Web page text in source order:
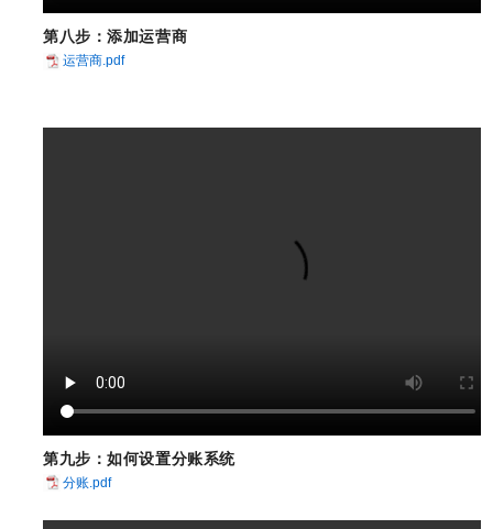
第八步：添加运营商
运营商.pdf
第九步：如何设置分账系统
分账.pdf